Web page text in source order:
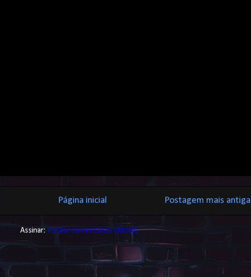
Postagem mais antiga
Página inicial
Assinar: Postar comentários (Atom)